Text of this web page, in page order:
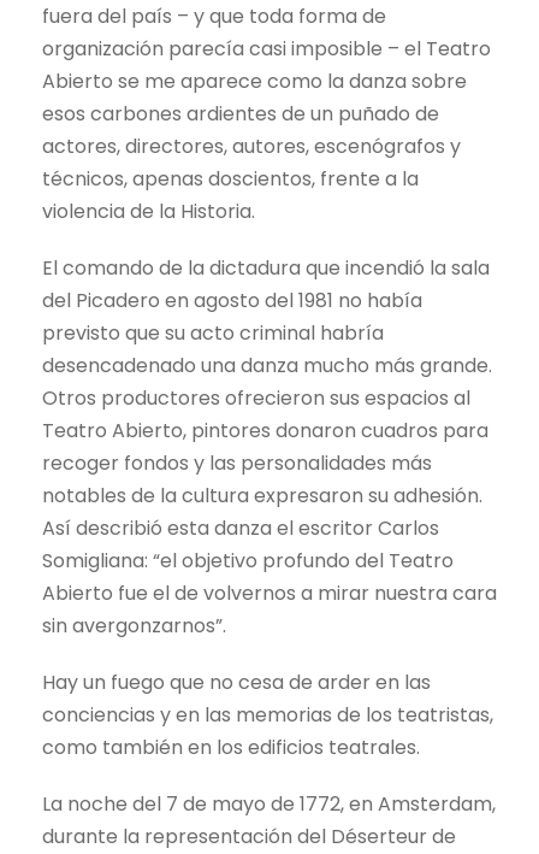
fuera del país – y que toda forma de
organización parecía casi imposible – el Teatro
Abierto se me aparece como la danza sobre
esos carbones ardientes de un puñado de
actores, directores, autores, escenógrafos y
técnicos, apenas doscientos, frente a la
violencia de la Historia.
El comando de la dictadura que incendió la sala
del Picadero en agosto del 1981 no había
previsto que su acto criminal habría
desencadenado una danza mucho más grande.
Otros productores ofrecieron sus espacios al
Teatro Abierto, pintores donaron cuadros para
recoger fondos y las personalidades más
notables de la cultura expresaron su adhesión.
Así describió esta danza el escritor Carlos
Somigliana: “el objetivo profundo del Teatro
Abierto fue el de volvernos a mirar nuestra cara
sin avergonzarnos”.
Hay un fuego que no cesa de arder en las
conciencias y en las memorias de los teatristas,
como también en los edificios teatrales.
La noche del 7 de mayo de 1772, en Amsterdam,
durante la representación del Déserteur de